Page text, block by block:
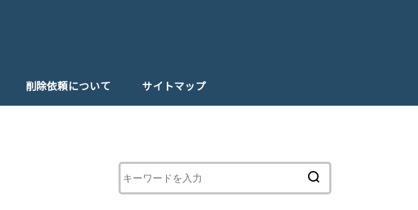
削除依頼について サイトマップ